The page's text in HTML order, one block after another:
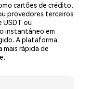
cartões de crédito,
provedores terceiros
USDT ou
instantâneo em
A plataforma
mais rápida de